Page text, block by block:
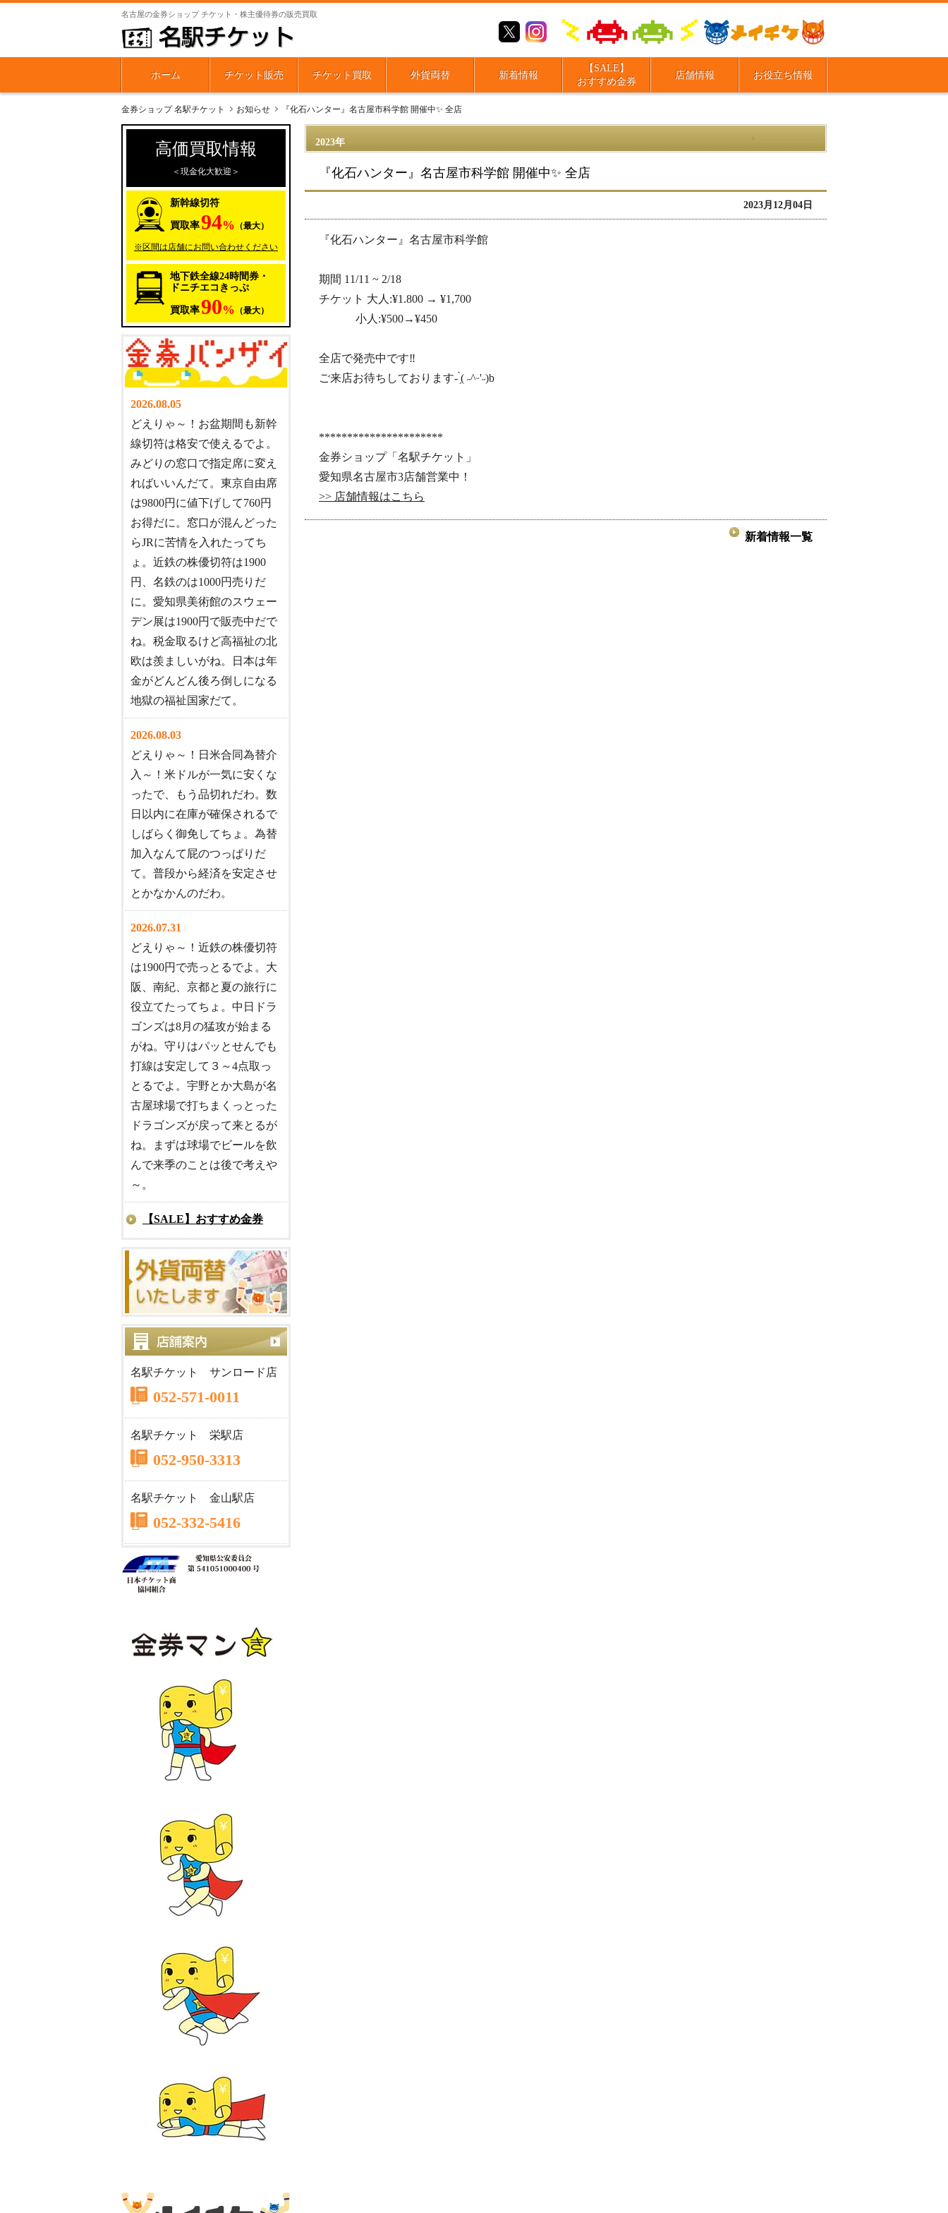
名古屋の金券ショップ チケット・株主優待券の販売買取
ホーム チケット販売 チケット買取 外貨両替 新着情報
【SALE】
おすすめ金券
店舗情報 お役立ち情報
金券ショップ 名駅チケット お知らせ 『化石ハンター』名古屋市科学館 開催中✨️ 全店
2023年
『化石ハンター』名古屋市科学館 開催中✨️ 全店
2023月12月04日
『化石ハンター』名古屋市科学館
期間 11/11 ~ 2/18
チケット 大人:¥1.800 → ¥1,700
小人:¥500→¥450
全店で発売中です‼️
ご来店お待ちしております- ̗̀( ˶^ᵕ'˶)b
**********************
金券ショップ「名駅チケット」
愛知県名古屋市3店舗営業中！
>> 店舗情報はこちら
新着情報一覧
高価買取情報
＜現金化大歓迎＞
新幹線切符
買取率94% （最大）
※区間は店舗にお問い合わせください
地下鉄全線24時間券・
ドニチエコきっぷ
買取率90% （最大）
2026.08.05
どえりゃ～！お盆期間も新幹
線切符は格安で使えるでよ。
みどりの窓口で指定席に変え
ればいいんだて。東京自由席
は9800円に値下げして760円
お得だに。窓口が混んどった
らJRに苦情を入れたってち
ょ。近鉄の株優切符は1900
円、名鉄のは1000円売りだ
に。愛知県美術館のスウェー
デン展は1900円で販売中だで
ね。税金取るけど高福祉の北
欧は羨ましいがね。日本は年
金がどんどん後ろ倒しになる
地獄の福祉国家だて。
2026.08.03
どえりゃ～！日米合同為替介
入～！米ドルが一気に安くな
ったで、もう品切れだわ。数
日以内に在庫が確保されるで
しばらく御免してちょ。為替
加入なんて屁のつっぱりだ
て。普段から経済を安定させ
とかなかんのだわ。
2026.07.31
どえりゃ～！近鉄の株優切符
は1900円で売っとるでよ。大
阪、南紀、京都と夏の旅行に
役立てたってちょ。中日ドラ
ゴンズは8月の猛攻が始まる
がね。守りはパッとせんでも
打線は安定して３～4点取っ
とるでよ。宇野とか大島が名
古屋球場で打ちまくっとった
ドラゴンズが戻って来とるが
ね。まずは球場でビールを飲
んで来季のことは後で考えや
～。
【SALE】おすすめ金券
名駅チケット サンロード店
052-571-0011
名駅チケット 栄駅店
052-950-3313
名駅チケット 金山駅店
052-332-5416